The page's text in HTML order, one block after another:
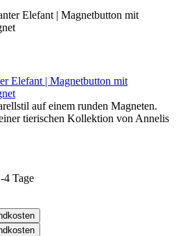
Elefant | Magnetbutton mit
auf einem runden Magneten.
tierischen Kollektion von Annelis
4 Tage